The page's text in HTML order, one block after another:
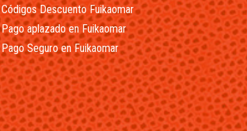
Códigos Descuento Fuikaomar
Pago aplazado en Fuikaomar
Pago Seguro en Fuikaomar